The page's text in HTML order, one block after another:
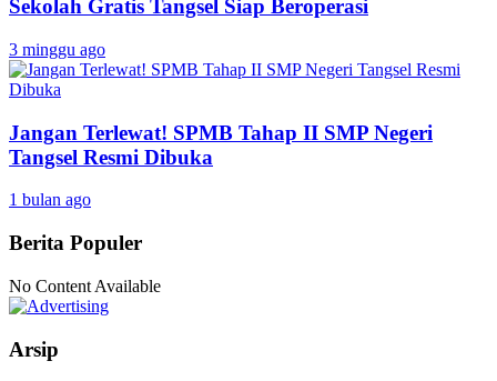
Sekolah Gratis Tangsel Siap Beroperasi
3 minggu ago
Jangan Terlewat! SPMB Tahap II SMP Negeri
Tangsel Resmi Dibuka
1 bulan ago
Berita Populer
No Content Available
Arsip